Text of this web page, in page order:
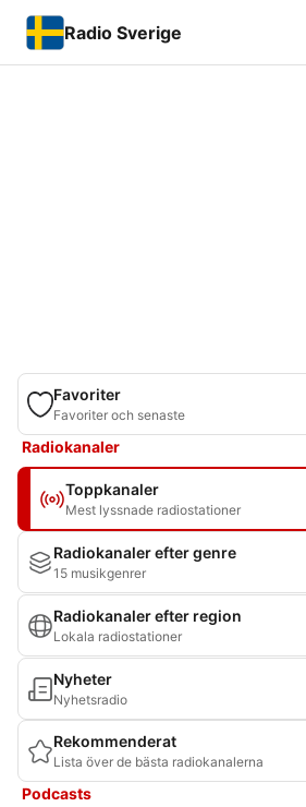
Radio Sverige
Favoriter
Favoriter och senaste
Radiokanaler
Toppkanaler
Mest lyssnade radiostationer
Radiokanaler efter genre
15 musikgenrer
Radiokanaler efter region
Lokala radiostationer
Nyheter
Nyhetsradio
Rekommenderat
Lista över de bästa radiokanalerna
Podcasts